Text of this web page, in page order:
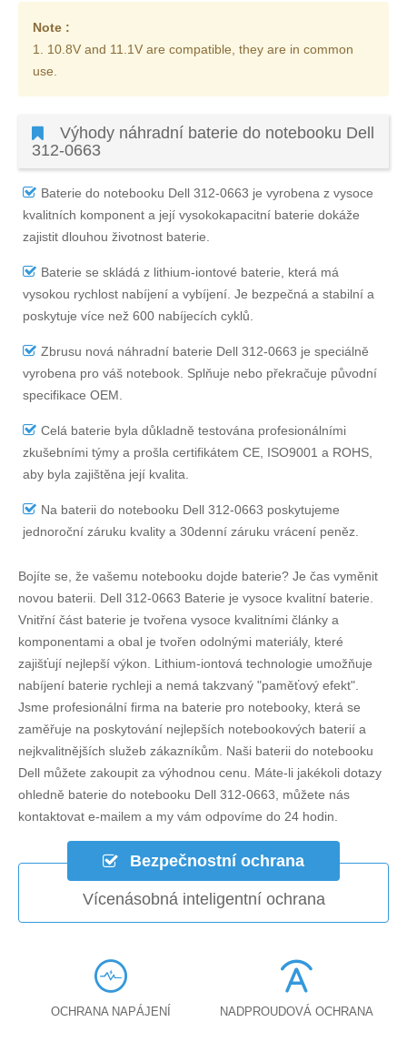
Note :
1. 10.8V and 11.1V are compatible, they are in common
use.
Výhody náhradní baterie do notebooku Dell
312-0663
Baterie do notebooku Dell 312-0663 je vyrobena z vysoce
kvalitních komponent a její vysokokapacitní baterie dokáže
zajistit dlouhou životnost baterie.
Baterie se skládá z lithium-iontové baterie, která má
vysokou rychlost nabíjení a vybíjení. Je bezpečná a stabilní a
poskytuje více než 600 nabíjecích cyklů.
Zbrusu nová náhradní baterie Dell 312-0663 je speciálně
vyrobena pro váš notebook. Splňuje nebo překračuje původní
specifikace OEM.
Celá baterie byla důkladně testována profesionálními
zkušebními týmy a prošla certifikátem CE, ISO9001 a ROHS,
aby byla zajištěna její kvalita.
Na baterii do notebooku Dell 312-0663 poskytujeme
jednoroční záruku kvality a 30denní záruku vrácení peněz.
Bojíte se, že vašemu notebooku dojde baterie? Je čas vyměnit
novou baterii. Dell 312-0663 Baterie je vysoce kvalitní baterie.
Vnitřní část baterie je tvořena vysoce kvalitními články a
komponentami a obal je tvořen odolnými materiály, které
zajišťují nejlepší výkon. Lithium-iontová technologie umožňuje
nabíjení baterie rychleji a nemá takzvaný "paměťový efekt".
Jsme profesionální firma na baterie pro notebooky, která se
zaměřuje na poskytování nejlepších notebookových baterií a
nejkvalitnějších služeb zákazníkům. Naši baterii do notebooku
Dell můžete zakoupit za výhodnou cenu. Máte-li jakékoli dotazy
ohledně baterie do notebooku Dell 312-0663, můžete nás
kontaktovat e-mailem a my vám odpovíme do 24 hodin.
Bezpečnostní ochrana
Vícenásobná inteligentní ochrana
OCHRANA NAPÁJENÍ NADPROUDOVÁ OCHRANA